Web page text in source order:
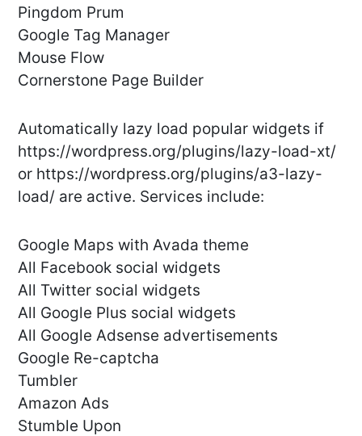
Pingdom Prum
Google Tag Manager
Mouse Flow
Cornerstone Page Builder
Automatically lazy load popular widgets if
https://wordpress.org/plugins/lazy-load-xt/
or https://wordpress.org/plugins/a3-lazy-
load/ are active. Services include:
Google Maps with Avada theme
All Facebook social widgets
All Twitter social widgets
All Google Plus social widgets
All Google Adsense advertisements
Google Re-captcha
Tumbler
Amazon Ads
Stumble Upon